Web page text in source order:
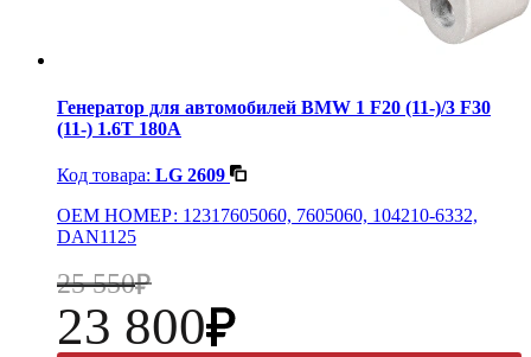
Генератор для автомобилей BMW 1 F20 (11-)/3 F30
(11-) 1.6T 180A
Код товара: LG 2609
OEM НОМЕР: 12317605060, 7605060, 104210-6332,
DAN1125
25 550
23 800